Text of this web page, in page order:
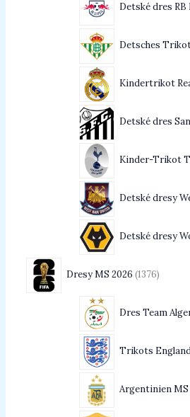
Detské dres
Detsches
Kindertrikot
Detské dres
Kinder-Trikot
Detské dresy
Detské dresy
Dresy MS 2026 1376
Dres Team
Trikots
Argentinien